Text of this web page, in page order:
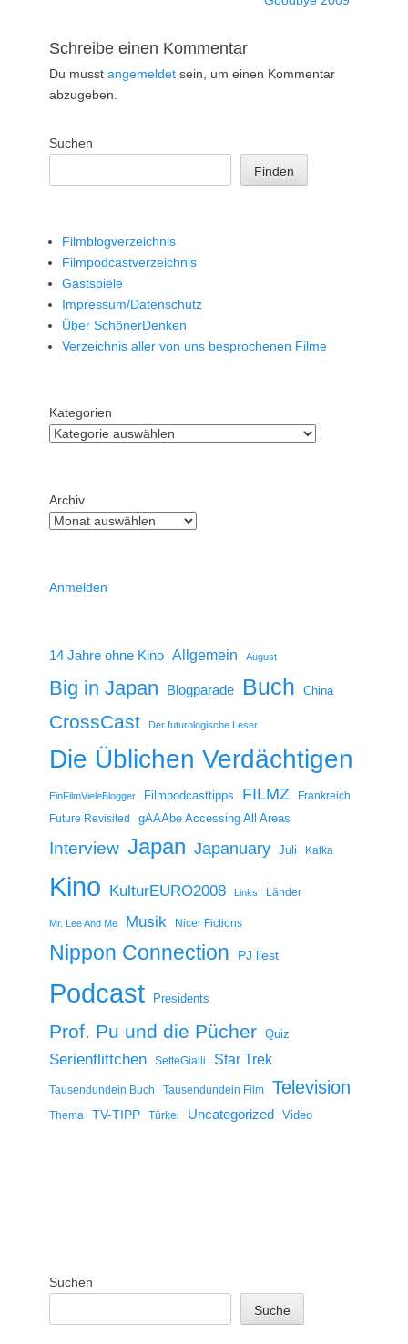
Schreibe einen Kommentar
Du musst angemeldet sein, um einen Kommentar
abzugeben.
Suchen
Finden
Filmblogverzeichnis
Filmpodcastverzeichnis
Gastspiele
Impressum/Datenschutz
Über SchönerDenken
Verzeichnis aller von uns besprochenen Filme
Kategorien
Archiv
Anmelden
14 Jahre ohne Kino Allgemein August
Big in Japan Blogparade Buch China
CrossCast Der futurologische Leser
Die Üblichen Verdächtigen
EinFilmVieleBlogger Filmpodcasttipps FILMZ
Frankreich
Future Revisited
gAAAbe Accessing All Areas
Interview Japan Japanuary Juli Kafka
Kino KulturEURO2008 Links Länder
Mr. Lee And Me Musik Nicer Fictions
Nippon Connection PJ liest
Podcast Presidents
Prof. Pu und die Pücher Quiz
Serienflittchen SetteGialli Star Trek
Tausendundein Buch Tausendundein Film Television
Thema TV-TIPP Türkei Uncategorized Video
Suchen
Suche